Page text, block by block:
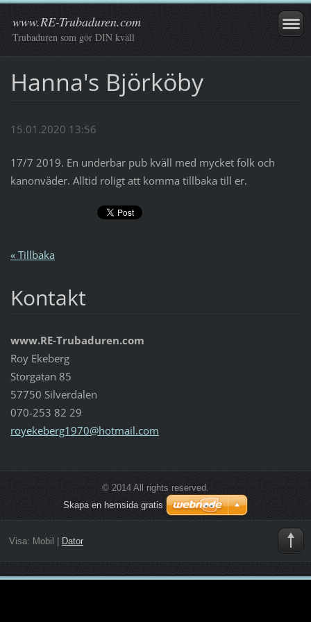
www.RE-Trubaduren.com
Trubaduren som gör DIN kväll
Hanna's Björköby
15.01.2020 13:56
17/7 2019. En underbar pub kväll med mycket folk och
kanonväder. Alltid roligt att komma tillbaka till er.
« Tillbaka
Kontakt
www.RE-Trubaduren.com
Roy Ekeberg
Storgatan 85
57750 Silverdalen
070-253 82 29
royekeberg1970@hotmail.com
© 2014 All rights reserved.
Skapa en hemsida gratis
Visa: Mobil Dator